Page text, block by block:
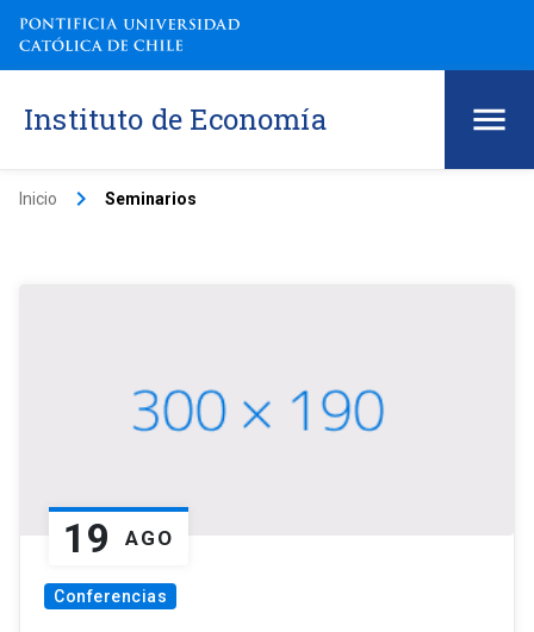
Instituto de Economía
Inicio keyboard_arrow_right Seminarios
19 AGO
Conferencias